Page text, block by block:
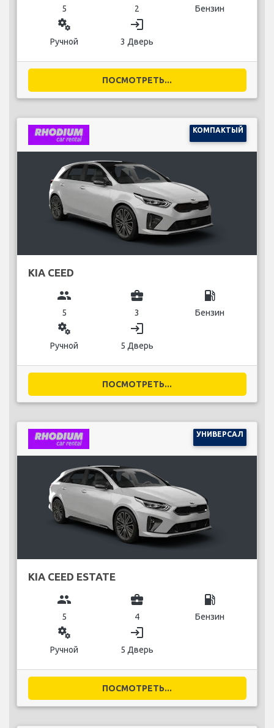
5 2 Бензин
miscellaneous_services
Ручной
login
3 Дверь
ПОСМОТРЕТЬ...
КОМПАКТЫЙ
KIA CEED
group
5
business_center
3
local_gas_station
Бензин
miscellaneous_services
Ручной
login
5 Дверь
ПОСМОТРЕТЬ...
УНИВЕРСАЛ
KIA CEED ESTATE
group
5
business_center
4
local_gas_station
Бензин
miscellaneous_services
Ручной
login
5 Дверь
ПОСМОТРЕТЬ...